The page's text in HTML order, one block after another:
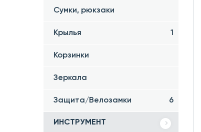
Сумки, рюкзаки
Крылья 1
Корзинки
Зеркала
Защита/Велозамки 6
ИНСТРУМЕНТ